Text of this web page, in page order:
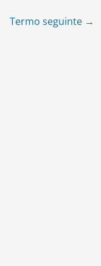
Termo seguinte →